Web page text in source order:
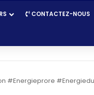
CONTACTEZ-NOUS
#Energieprore